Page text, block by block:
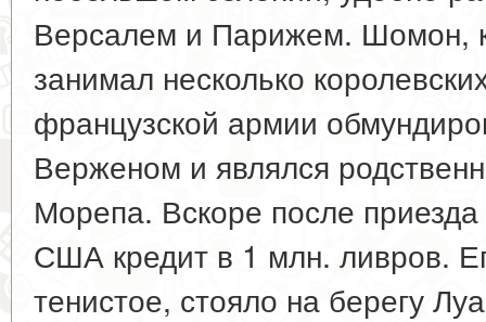
Версалем и Парижем. Шомон,
занимал несколько
французской армии
Верженом и являлся
Морепа. Вскоре после
США кредит в 1 млн. ливров.
тенистое, стояло на берегу